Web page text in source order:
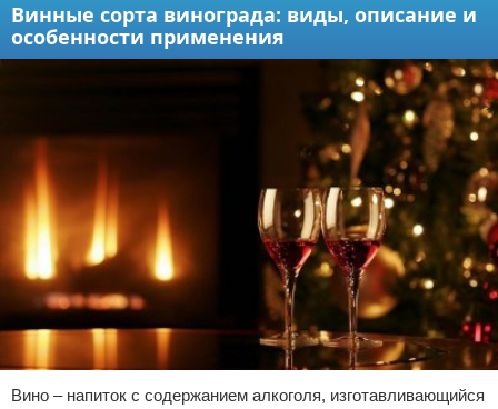
Винные сорта винограда: виды, описание и
особенности применения
Вино – напиток с содержанием алкоголя, изготавливающийся